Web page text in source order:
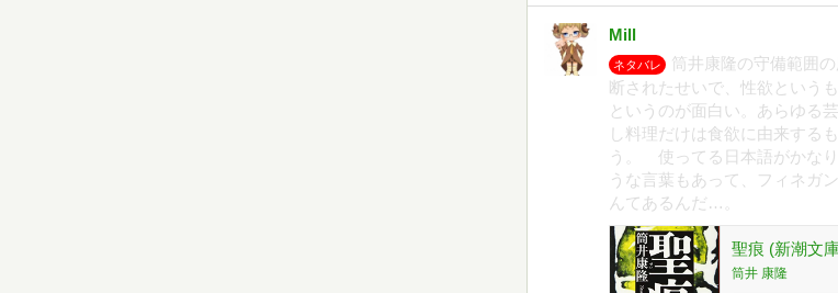
Mill
ネタバレ
筒井康隆の守備範囲
断されたせいで、性欲という
というのが面白い。あらゆる
し料理だけは食欲に由来する
う。 使ってる日本語がかな
うな言葉もあって、フィネガ
んてあるんだ…。
聖痕 (新潮文
筒井 康隆